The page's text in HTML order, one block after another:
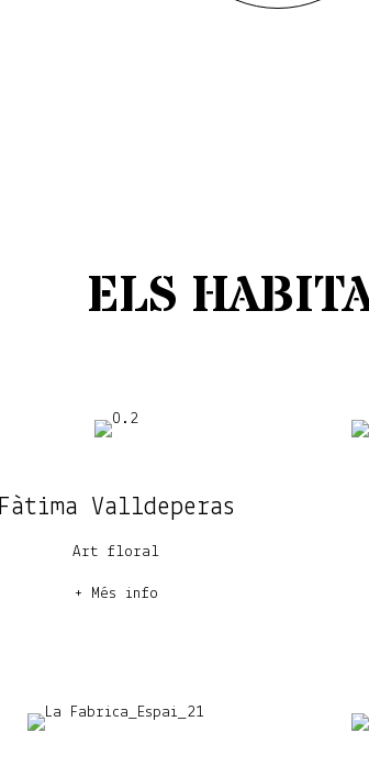
ELS
Fàtima Valldeperas
Art floral
+ Més info